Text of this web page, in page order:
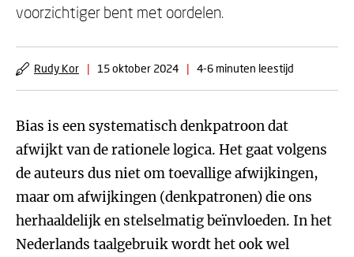
voorzichtiger bent met oordelen.
Rudy Kor | 15 oktober 2024 | 4-6 minuten leestijd
Bias is een systematisch denkpatroon dat
afwijkt van de rationele logica. Het gaat volgens
de auteurs dus niet om toevallige afwijkingen,
maar om afwijkingen (denkpatronen) die ons
herhaaldelijk en stelselmatig beïnvloeden. In het
Nederlands taalgebruik wordt het ook wel